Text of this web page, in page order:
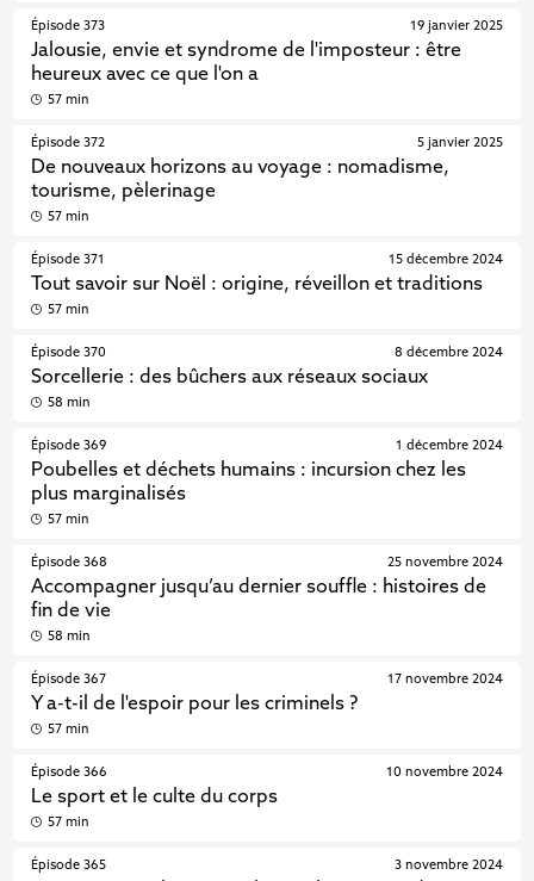
Épisode 373
Jalousie, envie et syndrome de l'imposteur : être
heureux avec ce que l'on a
19 janvier 2025
57 min
Épisode 372
De nouveaux horizons au voyage : nomadisme,
tourisme, pèlerinage
5 janvier 2025
57 min
Épisode 371
Tout savoir sur Noël : origine, réveillon et traditions
15 décembre 2024
57 min
Épisode 370
Sorcellerie : des bûchers aux réseaux sociaux
8 décembre 2024
58 min
Épisode 369
Poubelles et déchets humains : incursion chez les
plus marginalisés
1 décembre 2024
57 min
Épisode 368
Accompagner jusqu’au dernier souffle : histoires de
fin de vie
25 novembre 2024
58 min
Épisode 367
Y a-t-il de l'espoir pour les criminels ?
17 novembre 2024
57 min
Épisode 366
Le sport et le culte du corps
10 novembre 2024
57 min
Épisode 365 3 novembre 2024